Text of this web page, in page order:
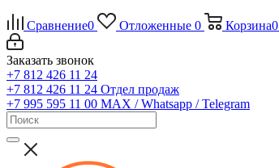
Сравнение0 Отложенные 0 Корзина0
Заказать звонок
+7 812 426 11 24
+7 812 426 11 24 Отдел продаж
+7 995 595 11 00 MAX / Whatsapp / Telegram